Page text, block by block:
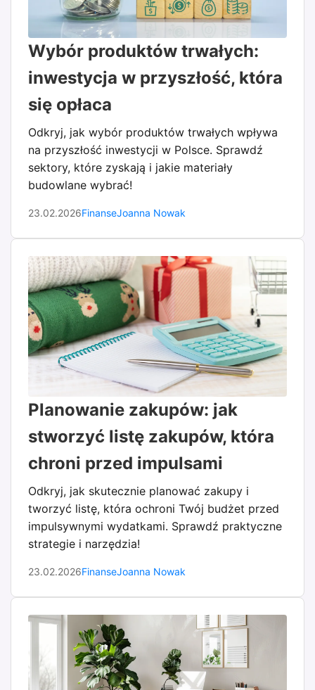
Wybór produktów trwałych:
inwestycja w przyszłość, która
się opłaca
Odkryj, jak wybór produktów trwałych wpływa
na przyszłość inwestycji w Polsce. Sprawdź
sektory, które zyskają i jakie materiały
budowlane wybrać!
23.02.2026FinanseJoanna Nowak
Planowanie zakupów: jak
stworzyć listę zakupów, która
chroni przed impulsami
Odkryj, jak skutecznie planować zakupy i
tworzyć listę, która ochroni Twój budżet przed
impulsywnymi wydatkami. Sprawdź praktyczne
strategie i narzędzia!
23.02.2026FinanseJoanna Nowak